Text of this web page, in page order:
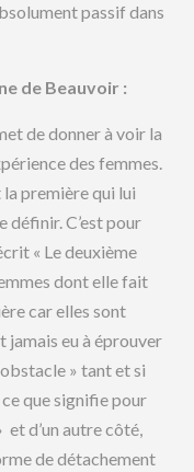
passif dans
de Beauvoir :
de donner à voir la
des femmes.
première qui lui
définir. C’est pour
« Le deuxième
dont elle fait
car elles sont
jamais eu à éprouver
» tant et si
que signifie pour
et d’un autre côté,
de détachement